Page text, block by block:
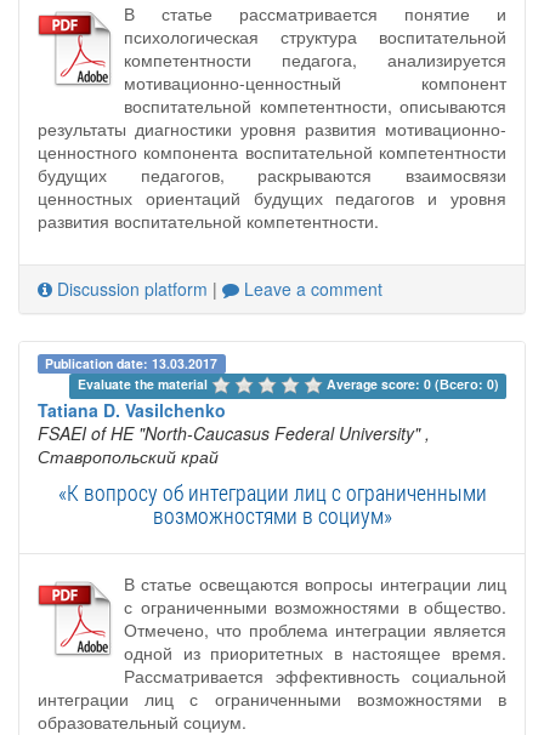
В статье рассматривается понятие и
психологическая структура воспитательной
компетентности педагога, анализируется
мотивационно-ценностный компонент
воспитательной компетентности, описываются
результаты диагностики уровня развития мотивационно-
ценностного компонента воспитательной компетентности
будущих педагогов, раскрываются взаимосвязи
ценностных ориентаций будущих педагогов и уровня
развития воспитательной компетентности.
Discussion platform | Leave a comment
Publication date: 13.03.2017
Evaluate the material
Average score: 0 (Всего: 0)
Tatiana D. Vasilchenko
FSAEI of HE "North-Caucasus Federal University" ,
Ставропольский край
«К вопросу об интеграции лиц с ограниченными
возможностями в социум»
В статье освещаются вопросы интеграции лиц
с ограниченными возможностями в общество.
Отмечено, что проблема интеграции является
одной из приоритетных в настоящее время.
Рассматривается эффективность социальной
интеграции лиц с ограниченными возможностями в
образовательный социум.